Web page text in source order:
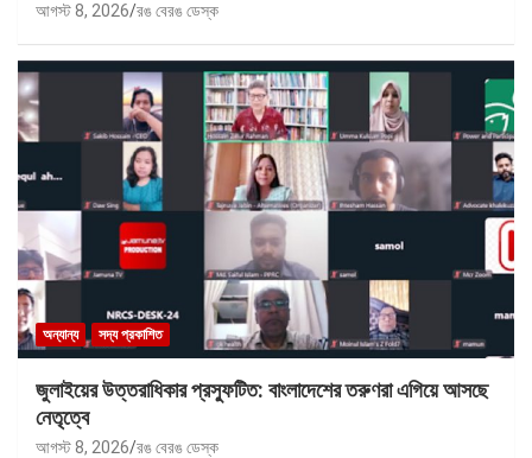
আগস্ট 8, 2026 রঙ বেরঙ ডেস্ক
অন্যান্য সদ্য প্রকাশিত
জুলাইয়ের উত্তরাধিকার প্রস্ফুটিত: বাংলাদেশের তরুণরা এগিয়ে আসছে
নেতৃত্বে
আগস্ট 8, 2026 রঙ বেরঙ ডেস্ক